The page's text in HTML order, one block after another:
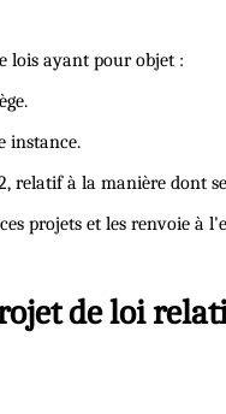
lois ayant pour objet :
instance.
relatif à la manière dont
projets et les renvoie à
de loi